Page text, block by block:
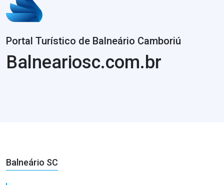
Portal Turístico de Balneário Camboriú
Balneariosc.com.br
Balneário SC